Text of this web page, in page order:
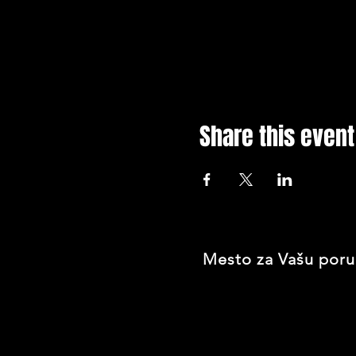
Share this event
Mesto za Vašu